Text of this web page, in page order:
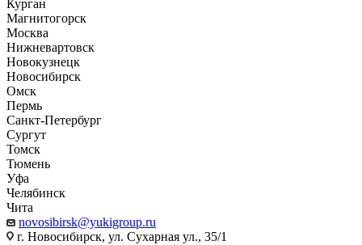
Курган
Магнитогорск
Москва
Нижневартовск
Новокузнецк
Новосибирск
Омск
Пермь
Санкт-Петербург
Сургут
Томск
Тюмень
Уфа
Челябинск
Чита
novosibirsk@yukigroup.ru
г. Новосибирск, ул. Сухарная ул., 35/1